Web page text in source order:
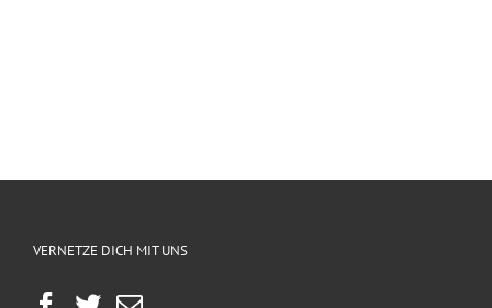
VERNETZE DICH MIT UNS